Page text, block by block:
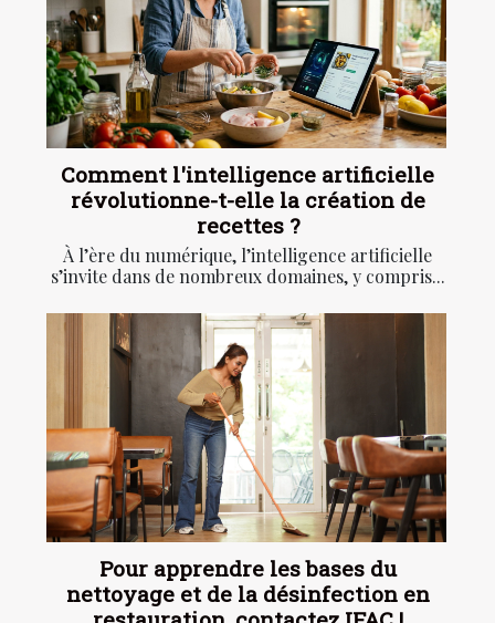
Comment l'intelligence artificielle
révolutionne-t-elle la création de
recettes ?
À l’ère du numérique, l’intelligence artificielle
s’invite dans de nombreux domaines, y compris...
Pour apprendre les bases du
nettoyage et de la désinfection en